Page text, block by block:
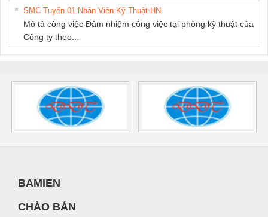
SMC Tuyển 01 Nhân Viên Kỹ Thuật-HN
Mô tả công việc Đảm nhiệm công việc tại phòng kỹ thuật của
Công ty theo...
BAMIEN
CHÀO BÁN